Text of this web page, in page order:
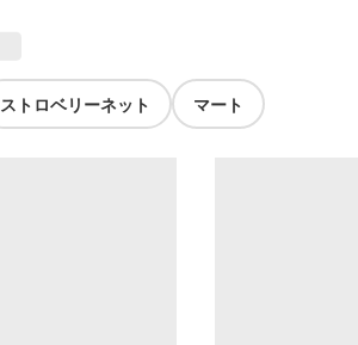
ストロベリーネット マート